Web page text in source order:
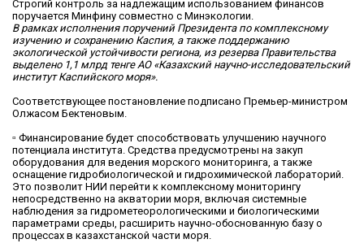
Строгий контроль за надлежащим использованием финансов
поручается Минфину совместно с Минэкологии.
В рамках исполнения поручений Президента по комплексному
изучению и сохранению Каспия, а также поддержанию
экологической устойчивости региона, из резерва Правительства
выделено 1,1 млрд тенге АО «Казахский научно-исследовательский
институт Каспийского моря».
Соответствующее постановление подписано Премьер-министром
Олжасом Бектеновым.
▫️ Финансирование будет способствовать улучшению научного
потенциала института. Средства предусмотрены на закуп
оборудования для ведения морского мониторинга, а также
оснащение гидробиологической и гидрохимической лабораторий.
Это позволит НИИ перейти к комплексному мониторингу
непосредственно на акватории моря, включая системные
наблюдения за гидрометеорологическими и биологическими
параметрами среды, расширить научно-обоснованную базу о
процессах в казахстанской части моря.